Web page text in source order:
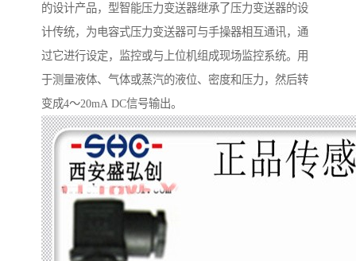
的设计产品，型智能压力变送器继承了压力变送器的设
计传统，为电容式压力变送器可与手操器相互通讯，通
过它进行设定，监控或与上位机组成现场监控系统。用
于测量液体、气体或蒸汽的液位、密度和压力，然后转
变成4～20mA DC信号输出。